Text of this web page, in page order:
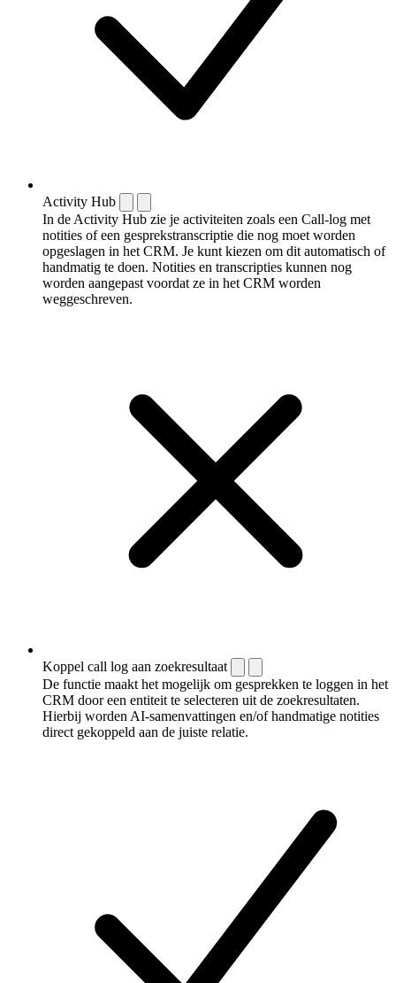
Activity Hub
In de Activity Hub zie je activiteiten zoals een Call-log met
notities of een gespreks­transcriptie die nog moet worden
opgeslagen in het CRM. Je kunt kiezen om dit automatisch of
handmatig te doen. Notities en transcripties kunnen nog
worden aangepast voordat ze in het CRM worden
weggeschreven.
Koppel call log aan zoekresultaat
De functie maakt het mogelijk om gesprekken te loggen in het
CRM door een entiteit te selecteren uit de zoekresultaten.
Hierbij worden AI-samenvattingen en/of handmatige notities
direct gekoppeld aan de juiste relatie.